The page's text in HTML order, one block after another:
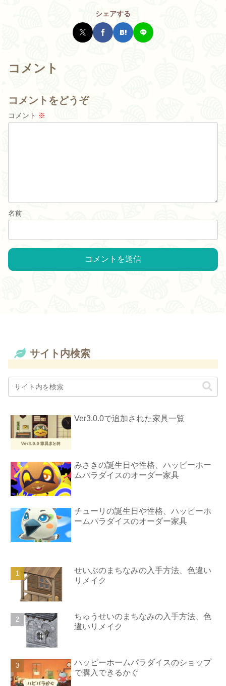
シェアする
コメント
コメントをどうぞ
コメント ※
名前
サイト内検索
Ver3.0.0で追加された家具一覧
みさきの誕生日や性格、ハッピーホー
ムパラダイスのオーダー家具
チューリの誕生日や性格、ハッピーホ
ームパラダイスのオーダー家具
せいぶのまちなみの入手方法、色違い
リメイク
ちゅうせいのまちなみの入手方法、色
違いリメイク
ハッピーホームパラダイスのショップ
で購入できるかぐ